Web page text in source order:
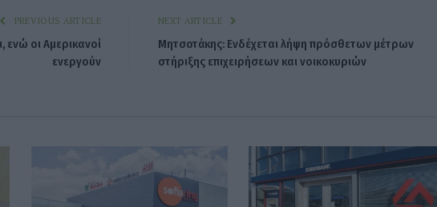
PREVIOUS ARTICLE
ενώ οι Αμερικανοί
ενεργούν
NEXT ARTICLE
Μητσοτάκης: Ενδέχεται λήψη πρόσθετων μέτρων
στήριξης επιχειρήσεων και νοικοκυριών